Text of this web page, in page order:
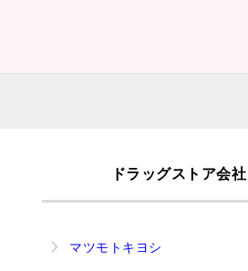
ドラッグストア会社
マツモトキヨシ